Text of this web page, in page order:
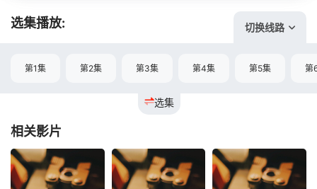
选集播放: 切换线路
选集
第1集 第2集 第3集 第4集 第5集 第
相关影片